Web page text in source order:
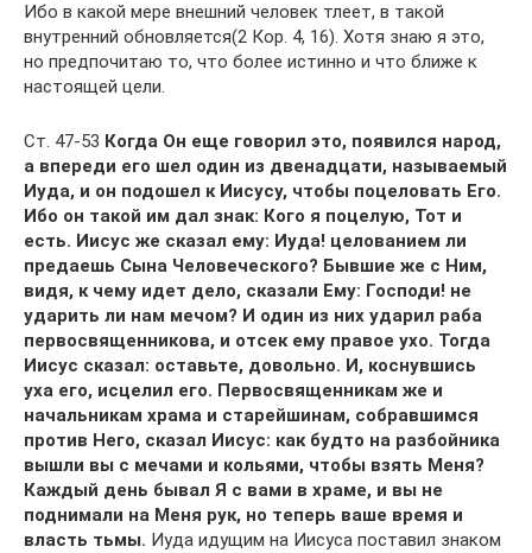
Ибо в какой мере внешний человек тлеет, в такой
внутренний обновляется(2 Кор. 4, 16). Хотя знаю я это,
но предпочитаю то, что более истинно и что ближе к
настоящей цели.
Ст. 47-53 Когда Он еще говорил это, появился народ,
а впереди его шел один из двенадцати, называемый
Иуда, и он подошел к Иисусу, чтобы поцеловать Его.
Ибо он такой им дал знак: Кого я поцелую, Тот и
есть. Иисус же сказал ему: Иуда! целованием ли
предаешь Сына Человеческого? Бывшие же с Ним,
видя, к чему идет дело, сказали Ему: Господи! не
ударить ли нам мечом? И один из них ударил раба
первосвященникова, и отсек ему правое ухо. Тогда
Иисус сказал: оставьте, довольно. И, коснувшись
уха его, исцелил его. Первосвященникам же и
начальникам храма и старейшинам, собравшимся
против Него, сказал Иисус: как будто на разбойника
вышли вы с мечами и кольями, чтобы взять Меня?
Каждый день бывал Я с вами в храме, и вы не
поднимали на Меня рук, но теперь ваше время и
власть тьмы. Иуда идущим на Иисуса поставил знаком